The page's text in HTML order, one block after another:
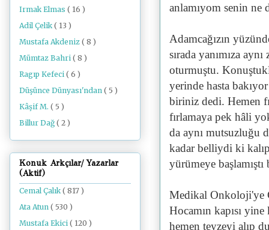
anlamıyom senin
Adamcağızın
sırada yanımıza
oturmuştu.
yerinde hasta
biriniz dedi. Hemen
fırlamaya pek hâli
da aynı mutsuzluğu
kadar belliydi ki
yürümeye
Medikal Onkoloji'ye
Hocamın kapısı
hemen teyzeyi alıp
Irmak Elmas ( 16 )
Adil Çelik ( 13 )
Mustafa Akdeniz ( 8 )
Mümtaz Bahri ( 8 )
Ragıp Kefeci ( 6 )
Düşünce Dünyası'ndan ( 5 )
Kâşif M. ( 5 )
Billur Dağ ( 2 )
Konuk Arkçılar/ Yazarlar
(Aktif)
Cemal Çalık( 817 )
Ata Atun ( 530 )
Mustafa Ekici ( 120 )